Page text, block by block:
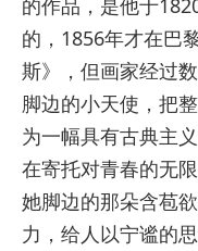
的作品，是他于
的，1856年才在巴
斯》，但画家经过
脚边的小天使，把
为一幅具有古典主
在寄托对青春的无
她脚边的那朵含苞
力，给人以宁谧的